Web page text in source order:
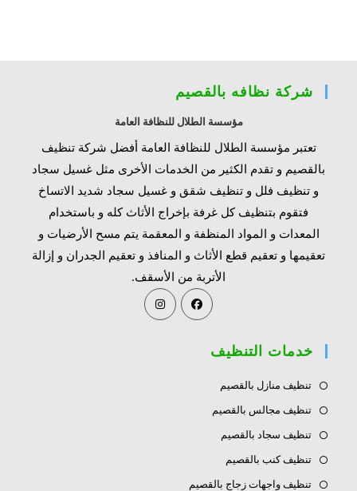
شركة نظافه بالقصيم
مؤسسة الطلال للنظافة العامة
تعتبر مؤسسة الطلال للنظافة العامة أفضل شركة تنظيف
بالقصيم و تقدم الكثير من الخدمات الأخرى مثل غسيل سجاد
و تنظيف فلل و تنظيف شقق و غسيل سجاد شديد الاتساخ
فتقوم بتنظيف كل غرفة بإخراج الأثاث كله و باستخدام
المعدات و المواد المنظفة و المعقمة يتم مسح الأرضيات و
تعقيمها و تعقيم قطع الأثاث و المنافذ و تعقيم الجدران و إزالة
الأتربة من الأسقف.
Opens
Opens
خدمات التنظيف
تنظيف منازل بالقصيم
تنظيف مجالس بالقصيم
تنظيف سجاد بالقصيم
تنظيف كنب بالقصيم
تنظيف واجهات زجاج بالقصيم